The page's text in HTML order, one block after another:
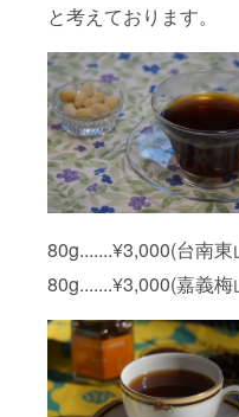
と考えております。
80g.......¥3,000(台南東
80g.......¥3,000(嘉義梅